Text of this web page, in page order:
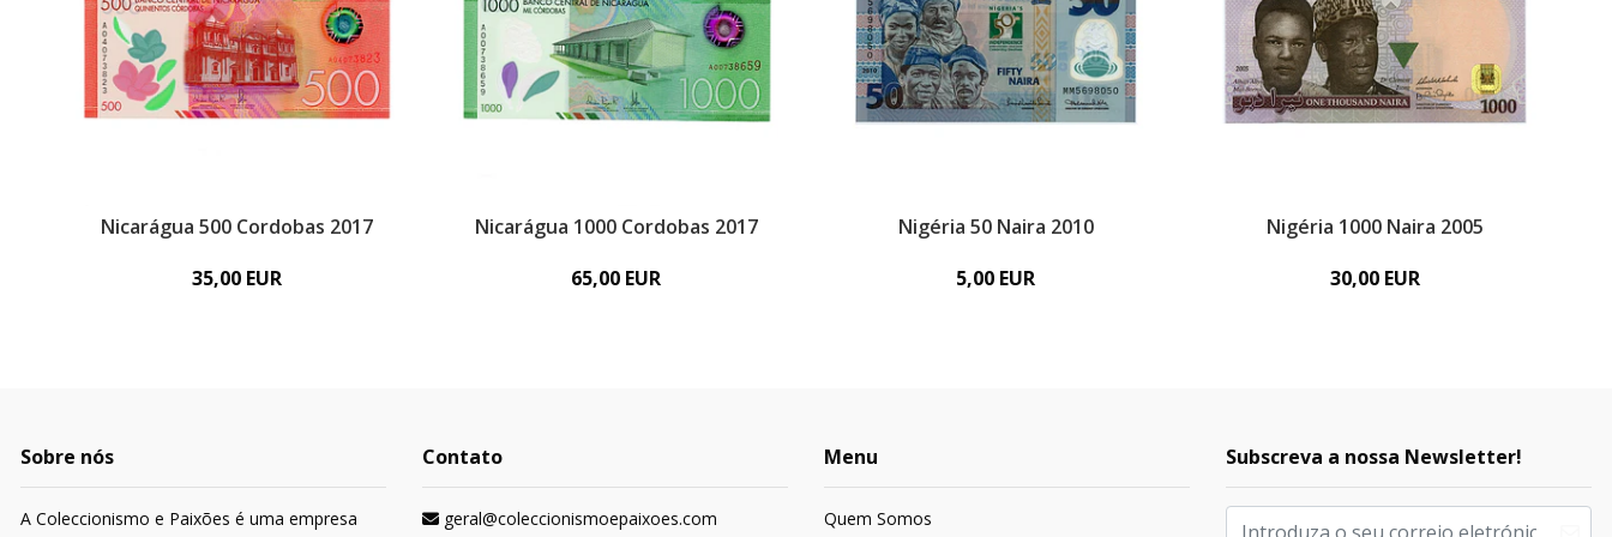
Nicarágua 500 Cordobas 2017
35,00 EUR
Nicarágua 1000 Cordobas 2017
65,00 EUR
Nigéria 50 Naira 2010
5,00 EUR
Nigéria 1000 Naira 2005
30,00 EUR
Sobre nós
A Coleccionismo e Paixões é uma empresa
Contato
geral@coleccionismoepaixoes.com
Menu
Quem Somos
Subscreva a nossa Newsletter!